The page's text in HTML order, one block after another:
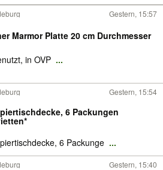
Gestern, 15:57
Marmor Platte 20 cm Durchmesser
in OVP ...
Gestern, 15:54
6 Packungen
6 Packunge ...
Gestern, 15:40